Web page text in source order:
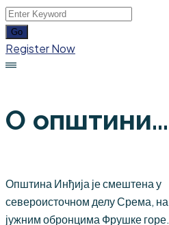
Register Now
О општини...
Општина Инђија је смештена у
североисточном делу Срема, на
јужним обронцима Фрушке горе.